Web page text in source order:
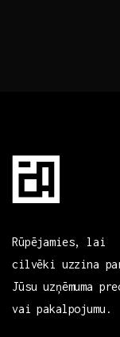
Rūpējamies, lai
cilvēki uzzina
Jūsu uzņēmuma
vai pakalpojumu.